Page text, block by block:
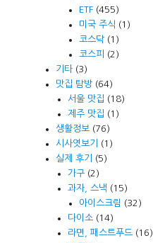
ETF(455)
미국 주식 (1)
코스닥(1)
코스피
(2)
기타 (3)
맛집 탐방 (64)
서울 맛집 (18)
제주 맛집 (1)
생활정보 (76)
시사엿보기
(1)
실제 후기
(5)
가구(2)
과자, 스낵 (15)
아이스크림 (32)
다이소(14)
라면, 패스트푸드(16)